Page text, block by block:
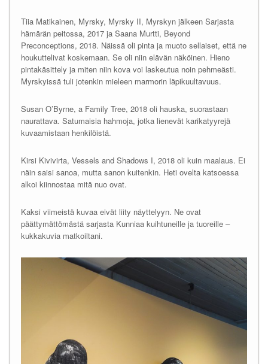
Tiia Matikainen, Myrsky, Myrsky II, Myrskyn jälkeen Sarjasta
hämärän peitossa, 2017 ja Saana Murtti, Beyond
Preconceptions, 2018. Näissä oli pinta ja muoto sellaiset, että ne
houkuttelivat koskemaan. Se oli niin elävän näköinen. Hieno
pintakäsittely ja miten niin kova voi laskeutua noin pehmeästi.
Myrskyissä tuli jotenkin mieleen marmorin läpikuultavuus.
Susan O’Byrne, a Family Tree, 2018 oli hauska, suorastaan
naurattava. Satumaisia hahmoja, jotka lienevät karikatyyrejä
kuvaamistaan henkilöistä.
Kirsi Kivivirta, Vessels and Shadows I, 2018 oli kuin maalaus. Ei
näin saisi sanoa, mutta sanon kuitenkin. Heti ovelta katsoessa
alkoi kiinnostaa mitä nuo ovat.
Kaksi viimeistä kuvaa eivät liity näyttelyyn. Ne ovat
päättymättömästä sarjasta Kunniaa kuihtuneille ja tuoreille –
kukkakuvia matkoiltani.